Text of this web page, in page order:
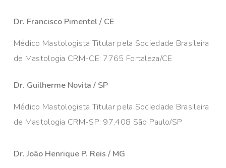
Dr. Francisco Pimentel / CE
Médico Mastologista Titular pela Sociedade Brasileira
de Mastologia CRM-CE: 7765 Fortaleza/CE
Dr. Guilherme Novita / SP
Médico Mastologista Titular pela Sociedade Brasileira
de Mastologia CRM-SP: 97.408 São Paulo/SP
Dr. João Henrique P. Reis / MG